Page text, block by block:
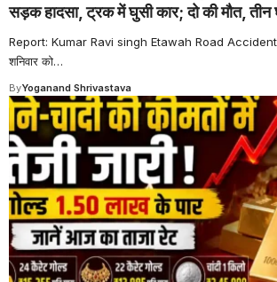
सड़क हादसा, ट्रक में घुसी कार; दो की मौत, तीन
Report: Kumar Ravi singh Etawah Road Accident
शनिवार को…
ByYoganand Shrivastava